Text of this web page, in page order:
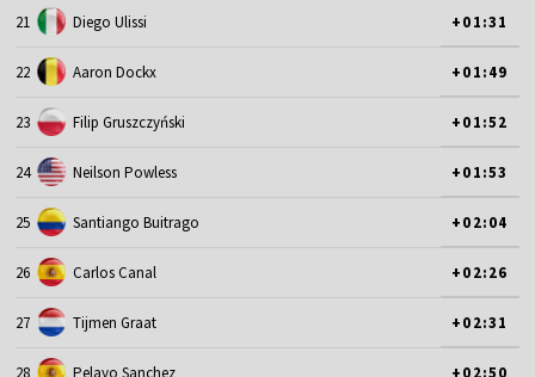
21 Diego Ulissi +01:31
22 Aaron Dockx +01:49
23 Filip Gruszczyński +01:52
24 Neilson Powless +01:53
25 Santiango Buitrago +02:04
26 Carlos Canal +02:26
27 Tijmen Graat +02:31
28 Pelayo Sanchez +02:50